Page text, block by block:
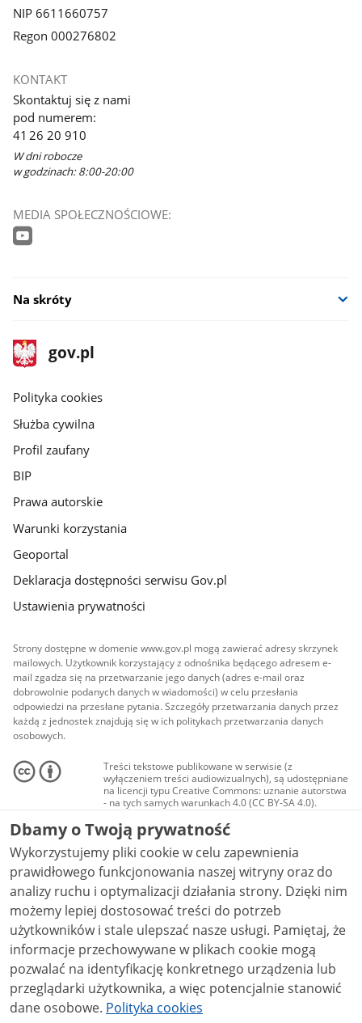
NIP 6611660757
Regon 000276802
KONTAKT
Skontaktuj się z nami
pod numerem:
41 26 20 910
W dni robocze
w godzinach: 8:00-20:00
MEDIA SPOŁECZNOŚCIOWE:
Na skróty
stopka
gov.pl
Strona
gov.pl
gov.pl
Polityka cookies
Służba cywilna
Profil zaufany
BIP
Prawa autorskie
Warunki korzystania
Geoportal
Deklaracja dostępności serwisu Gov.pl
Ustawienia prywatności
Strony dostępne w domenie www.gov.pl mogą zawierać adresy skrzynek
mailowych. Użytkownik korzystający z odnośnika będącego adresem e-
mail zgadza się na przetwarzanie jego danych (adres e-mail oraz
dobrowolnie podanych danych w wiadomości) w celu przesłania
odpowiedzi na przesłane pytania. Szczegóły przetwarzania danych przez
każdą z jednostek znajdują się w ich politykach przetwarzania danych
osobowych.
Treści tekstowe publikowane w serwisie (z
wyłączeniem treści audiowizualnych), są udostępniane
na licencji typu Creative Commons: uznanie autorstwa
- na tych samych warunkach 4.0 (CC BY-SA 4.0).
Materiały audiowizualne, w tym zdjęcia, materiały
audio i wideo, są udostępniane na licencji typu
Creative Commons: uznanie autorstwa użycie
niekomercyjne - bez utworów zależnych 4.0 (CC BY-
NC-ND 4.0), o ile nie jest to stwierdzone inaczej.
Dbamy o Twoją prywatność
Wykorzystujemy pliki cookie w celu zapewnienia
prawidłowego funkcjonowania naszej witryny oraz do
analizy ruchu i optymalizacji działania strony. Dzięki nim
możemy lepiej dostosować treści do potrzeb
użytkowników i stale ulepszać nasze usługi. Pamiętaj, że
informacje przechowywane w plikach cookie mogą
pozwalać na identyfikację konkretnego urządzenia lub
przeglądarki użytkownika, a więc potencjalnie stanowić
dane osobowe. Polityka cookies